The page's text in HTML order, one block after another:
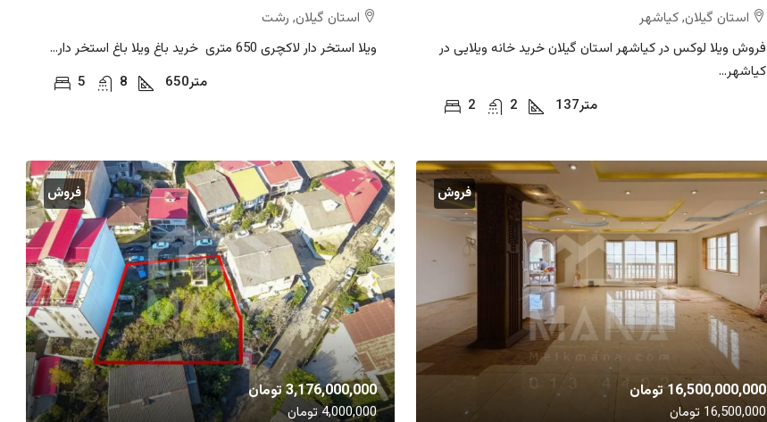
استان گیلان, کیاشهر
فروش ویلا لوکس در کیاشهر استان گیلان خرید خانه ویلایی در
کیاشهر...
2
2 137متر
استان گیلان, رشت
ویلا استخر دار لاکچری 650 متری خرید باغ ویلا باغ استخر دار...
5
8 650متر
فروش
16,500,000,000 تومان
16,500,000 تومان
فروش
3,176,000,000 تومان
4,000,000 تومان